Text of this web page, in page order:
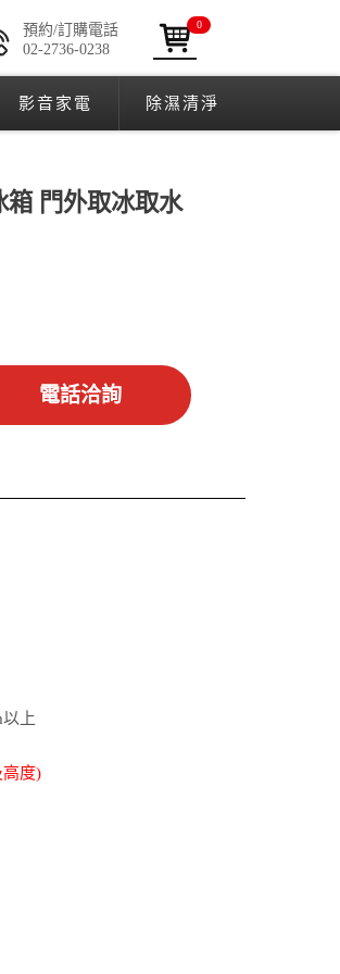
預約/訂購電話
02-2736-0238
0
影音家電 除濕清淨
箱 門外取冰取水
電話洽詢
上
度)